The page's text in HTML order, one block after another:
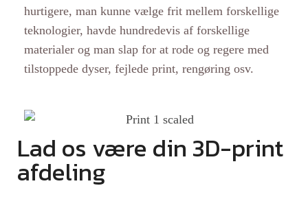
hurtigere, man kunne vælge frit mellem forskellige
teknologier, havde hundredevis af forskellige
materialer og man slap for at rode og regere med
tilstoppede dyser, fejlede print, rengøring osv.
Lad os være din 3D-print
afdeling